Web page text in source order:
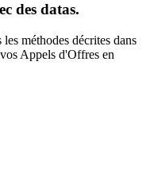
des datas.
méthodes décrites dans
Appels d'Offres en